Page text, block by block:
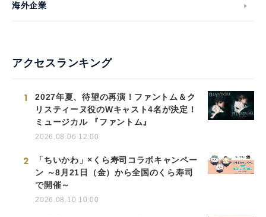
海外企業
アクセスランキング
1
2027年夏、待望の再演！ファントム＆ク
リスティーヌ役のWキャスト4名が決定！
ミュージカル 『ファントム』
2026.08.06 12:00
2
「ちいかわ」×くら寿司コラボキャンペー
ン ～8月21日（金）から全国のくら寿司
で開催～
2026.08.10 10:00